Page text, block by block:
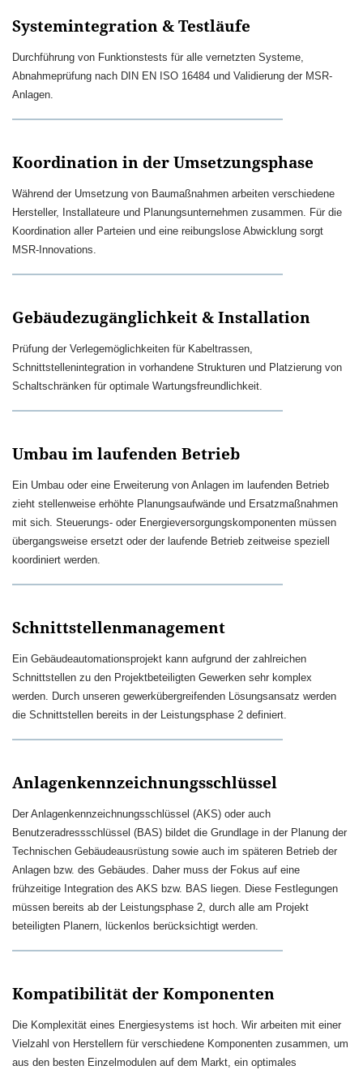
Systemintegration & Testläufe
Durchführung von Funktionstests für alle vernetzten Systeme,
Abnahmeprüfung nach DIN EN ISO 16484 und Validierung der MSR-
Anlagen.
Koordination in der Umsetzungsphase
Während der Umsetzung von Baumaßnahmen arbeiten verschiedene
Hersteller, Installateure und Planungsunternehmen zusammen. Für die
Koordination aller Parteien und eine reibungslose Abwicklung sorgt
MSR-Innovations.
Gebäudezugänglichkeit & Installation
Prüfung der Verlegemöglichkeiten für Kabeltrassen,
Schnittstellenintegration in vorhandene Strukturen und Platzierung von
Schaltschränken für optimale Wartungsfreundlichkeit.
Umbau im laufenden Betrieb
Ein Umbau oder eine Erweiterung von Anlagen im laufenden Betrieb
zieht stellenweise erhöhte Planungsaufwände und Ersatzmaßnahmen
mit sich. Steuerungs- oder Energieversorgungskomponenten müssen
übergangsweise ersetzt oder der laufende Betrieb zeitweise speziell
koordiniert werden.
Schnittstellenmanagement
Ein Gebäudeautomationsprojekt kann aufgrund der zahlreichen
Schnittstellen zu den Projektbeteiligten Gewerken sehr komplex
werden. Durch unseren gewerkübergreifenden Lösungsansatz werden
die Schnittstellen bereits in der Leistungsphase 2 definiert.
Anlagenkennzeichnungsschlüssel
Der Anlagenkennzeichnungsschlüssel (AKS) oder auch
Benutzeradressschlüssel (BAS) bildet die Grundlage in der Planung der
Technischen Gebäudeausrüstung sowie auch im späteren Betrieb der
Anlagen bzw. des Gebäudes. Daher muss der Fokus auf eine
frühzeitige Integration des AKS bzw. BAS liegen. Diese Festlegungen
müssen bereits ab der Leistungsphase 2, durch alle am Projekt
beteiligten Planern, lückenlos berücksichtigt werden.
Kompatibilität der Komponenten
Die Komplexität eines Energiesystems ist hoch. Wir arbeiten mit einer
Vielzahl von Herstellern für verschiedene Komponenten zusammen, um
aus den besten Einzelmodulen auf dem Markt, ein optimales